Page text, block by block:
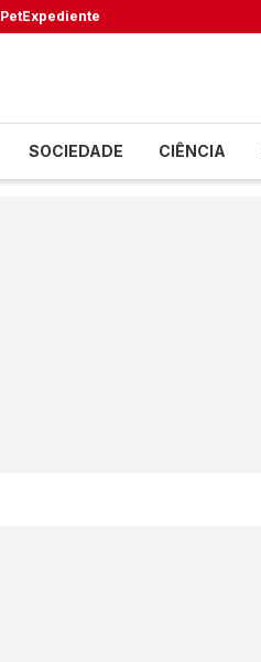
PetExpediente
SOCIEDADE CIÊNCIA